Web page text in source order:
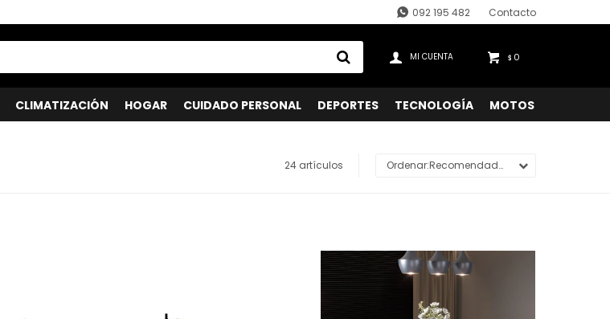
CLIMATIZACIÓN HOGAR CUIDADO PERSONAL DEPORTES TECNOLOGÍA MOTOS
$ 0
092 195 482 Contacto
24 artículos Recomendados